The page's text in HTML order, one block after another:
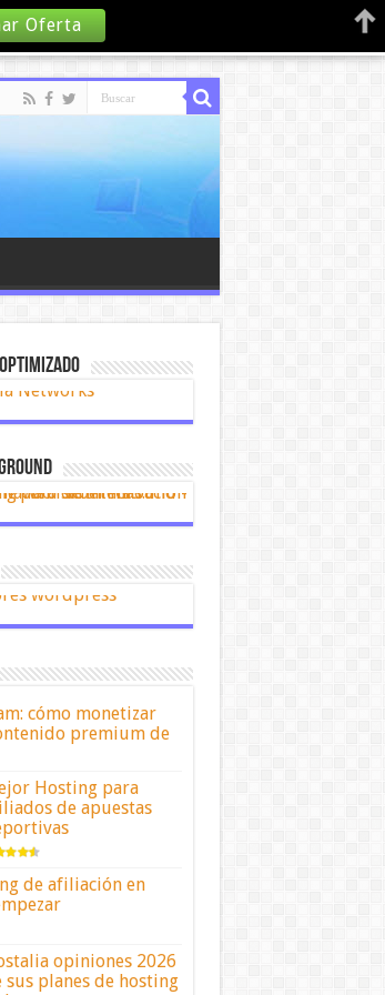
cómo monetizar
premium de
Hosting para
de apuestas
de afiliación en
opiniones 2026
sus planes de hosting
Oferta